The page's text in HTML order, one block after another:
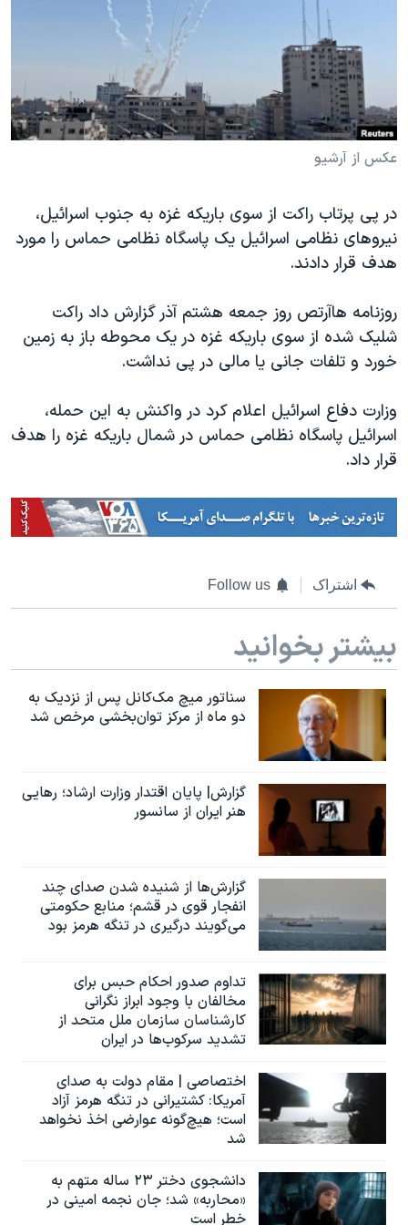
فرهنگ و زندگی
حقوق شهروندی
اقتصادی
علم و فناوری
اسرائیل در جنگ
آرشیو پخش زنده
انتخابات ریاست جمهوری آمریکا ۲۰۲۴
حمله جمهوری اسلامی به اسرائیل
رمز مهسا
ورزش زنان در ایران
مجموعه مستندهای دادخواهی
تریبونال مردمی آبان ۹۸
چهل سال گروگان‌گیری
قانون شفافیت دارائی کادر رهبری ایران
اسرائیل در جنگ
نرگس محمدی برنده جایزه نوبل صلح
صفحه‌های ویژه
زبانهای مختلف
عکس از آرشیو
در پی پرتاب راکت از سوی باریکه غزه به جنوب اسرائیل،
نیروهای نظامی اسرائیل یک پاسگاه نظامی حماس را مورد
هدف قرار دادند.
روزنامه هاآرتص روز جمعه هشتم آذر گزارش داد راکت
شلیک شده از سوی باریکه غزه در یک محوطه باز به زمین
خورد و تلفات جانی یا مالی در پی نداشت.
وزارت دفاع اسرائیل اعلام کرد در واکنش به این حمله،
اسرائیل پاسگاه نظامی حماس در شمال باریکه غزه را هدف
قرار داد.
اشتراک Follow us
بیشتر بخوانید
سناتور میچ مک‌کانل پس از نزدیک به
دو ماه از مرکز توان‌بخشی مرخص شد
گزارش| پایان اقتدار وزارت ارشاد؛ رهایی
هنر ایران از سانسور
گزارش‌ها از شنیده شدن صدای چند
انفجار قوی در قشم؛ منابع حکومتی
می‌گویند درگیری در تنگه هرمز بود
تداوم صدور احکام حبس برای
مخالفان با وجود ابراز نگرانی
کارشناسان سازمان ملل متحد از
تشدید سرکوب‌ها در ایران
اختصاصی | مقام دولت به صدای
آمریکا: کشتیرانی در تنگه هرمز آزاد
است؛ هیچ‌گونه عوارضی اخذ نخواهد
شد
دانشجوی دختر ۲۳ ساله متهم به
«محاربه» شد؛ جان نجمه امینی در
خطر است